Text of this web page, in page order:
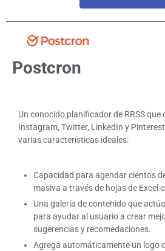
Postcron
Un conocido planificador de RRSS que
Instagram, Twitter, LinkedIn y
varias características ideales:
Capacidad para agendar cientos
masiva a través de hojas de Excel
Una galería de contenido que
para ayudar al usuario a crear
sugerencias y recomedaciones.
Agrega automáticamente un logo